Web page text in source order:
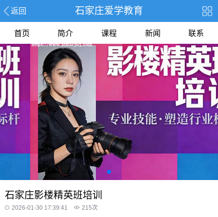
返回 石家庄爱学教育
首页 简介 课程 新闻 联系
石家庄影楼精英班培训
2026-01-30 17:39:41 215次